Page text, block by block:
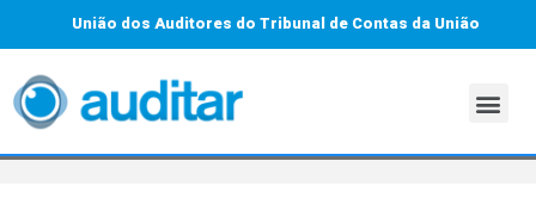
União dos Auditores do Tribunal de Contas da União